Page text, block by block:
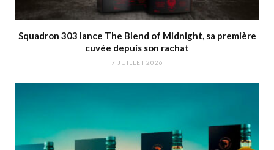
Squadron 303 lance The Blend of Midnight, sa première
cuvée depuis son rachat
7 JUILLET 2026